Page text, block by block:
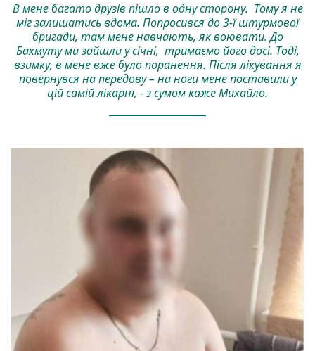
В мене багато друзів пішло в одну сторону. Тому я не
міг залишатись вдома. Попросився до 3-ї штурмової
бригади, там мене навчають, як воювати. До
Бахмуту ми зайшли у січні, тримаємо його досі. Тоді,
взимку, в мене вже було поранення. Після лікування я
повернувся на передову – на ноги мене поставили у
цій самій лікарні, - з сумом каже Михайло.